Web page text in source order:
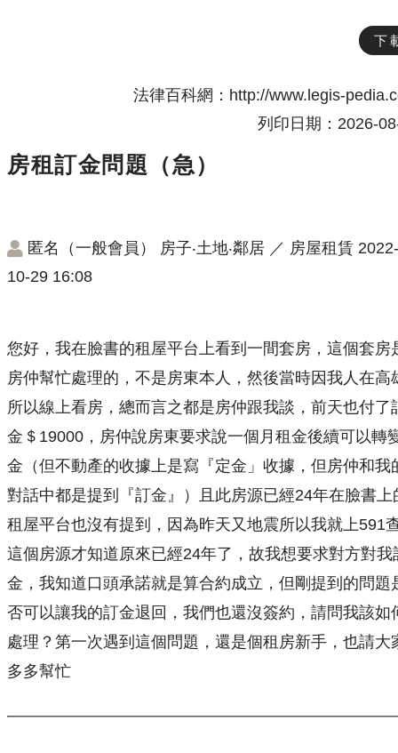
下
法律百科網：http://www.legis-
列印日期：2026-
房租訂金問題（急）
匿名（一般會員） 房子‧土地‧鄰居 ／ 房屋租賃 2022-
10-29 16:08
您好，我在臉書的租屋平台上看到一間套房，這個套房
房仲幫忙處理的，不是房東本人，然後當時因我人在高
所以線上看房，總而言之都是房仲跟我談，前天也付了
金＄19000，房仲說房東要求說一個月租金後續可以轉
金（但不動產的收據上是寫『定金」收據，但房仲和我
對話中都是提到『訂金』）且此房源已經24年在臉書上
租屋平台也沒有提到，因為昨天又地震所以我就上591
這個房源才知道原來已經24年了，故我想要求對方對我
金，我知道口頭承諾就是算合約成立，但剛提到的問題
否可以讓我的訂金退回，我們也還沒簽約，請問我該如
處理？第一次遇到這個問題，還是個租房新手，也請大
多多幫忙